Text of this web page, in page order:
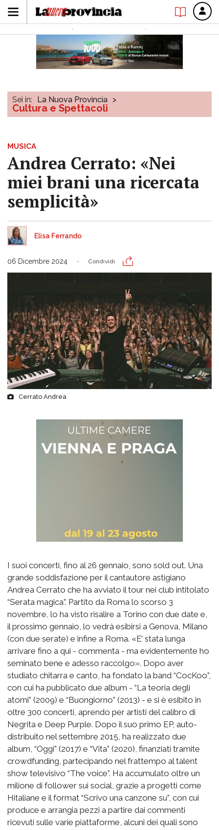
Sei in: La Nuova Provincia >
Cultura e Spettacoli
MUSICA
Andrea Cerrato: «Nei
miei brani una ricercata
semplicità»
Elisa Ferrando
06 Dicembre 2024 Condividi
Cerrato Andrea
I suoi concerti, fino al 26 gennaio, sono sold out. Una
grande soddisfazione per il cantautore astigiano
Andrea Cerrato che ha avviato il tour nei club intitolato
“Serata magica”. Partito da Roma lo scorso 3
novembre, lo ha visto risalire a Torino con due date e,
il prossimo gennaio, lo vedrà esibirsi a Genova, Milano
(con due serate) e infine a Roma. «E’ stata lunga
arrivare fino a qui - commenta - ma evidentemente ho
seminato bene e adesso raccolgo». Dopo aver
studiato chitarra e canto, ha fondato la band “CocKoo”,
con cui ha pubblicato due album - “La teoria degli
atomi” (2009) e “Buongiorno” (2013) - e si è esibito in
oltre 300 concerti, aprendo per artisti del calibro di
Negrita e Deep Purple. Dopo il suo primo EP, auto-
distribuito nel settembre 2015, ha realizzato due
album, “Oggi” (2017) e “Vita” (2020), finanziati tramite
crowdfunding, partecipando nel frattempo al talent
show televisivo “The voice”. Ha accumulato oltre un
milione di follower sui social, grazie a progetti come
Hitaliane e il format “Scrivo una canzone su”, con cui
produce e arrangia pezzi a partire dai commenti
ricevuti sulle varie piattaforme, alcuni dei quali sono